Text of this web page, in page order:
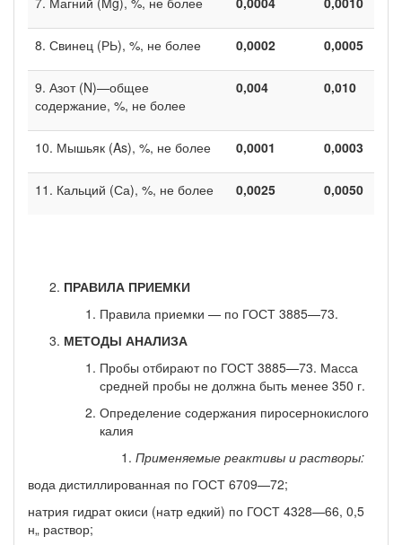
8. Свинец (РЬ), %, не более 0,0002 0,0005
9. Азот (N)—общее
содержание, %, не более
0,004 0,010
10. Мышьяк (As), %, не более 0,0001 0,0003
11. Кальций (Са), %, не более 0,0025 0,0050
ПРАВИЛА ПРИЕМКИ
Правила приемки — по ГОСТ 3885—73.
МЕТОДЫ АНАЛИЗА
Пробы отбирают по ГОСТ 3885—73. Масса
средней пробы не должна быть менее 350 г.
Определение содержания пиросернокисло­го
калия
Применяемые реактивы и растворы:
вода дистиллированная по ГОСТ 6709—72;
натрия гидрат окиси (натр едкий) по ГОСТ 4328—66, 0,5
н„ раствор;